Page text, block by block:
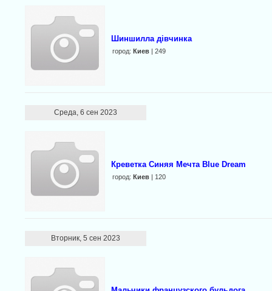
Шиншилла дівчинка
город: Киев| 249
Среда, 6 сен 2023
Креветка Синяя Мечта Blue Dream
город: Киев| 120
Вторник, 5 сен 2023